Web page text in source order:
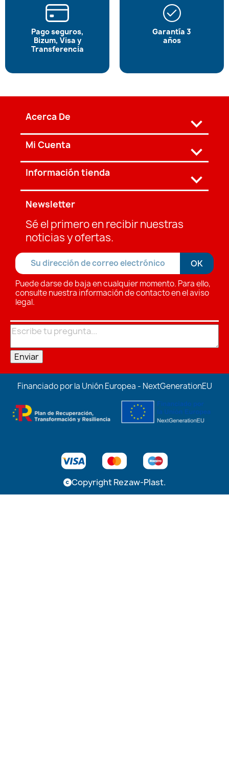
Pago seguros,
Bizum, Visa y
Transferencia
Garantía 3
años
Acerca De 
Mi Cuenta 
Información tienda keyboard_arrow_down
Newsletter
Sé el primero en recibir nuestras
noticias y ofertas.
Puede darse de baja en cualquier momento. Para ello,
consulte nuestra información de contacto en el aviso
legal.
Enviar
Financiado por la Unión Europea - NextGenerationEU
Copyright Rezaw-Plast.